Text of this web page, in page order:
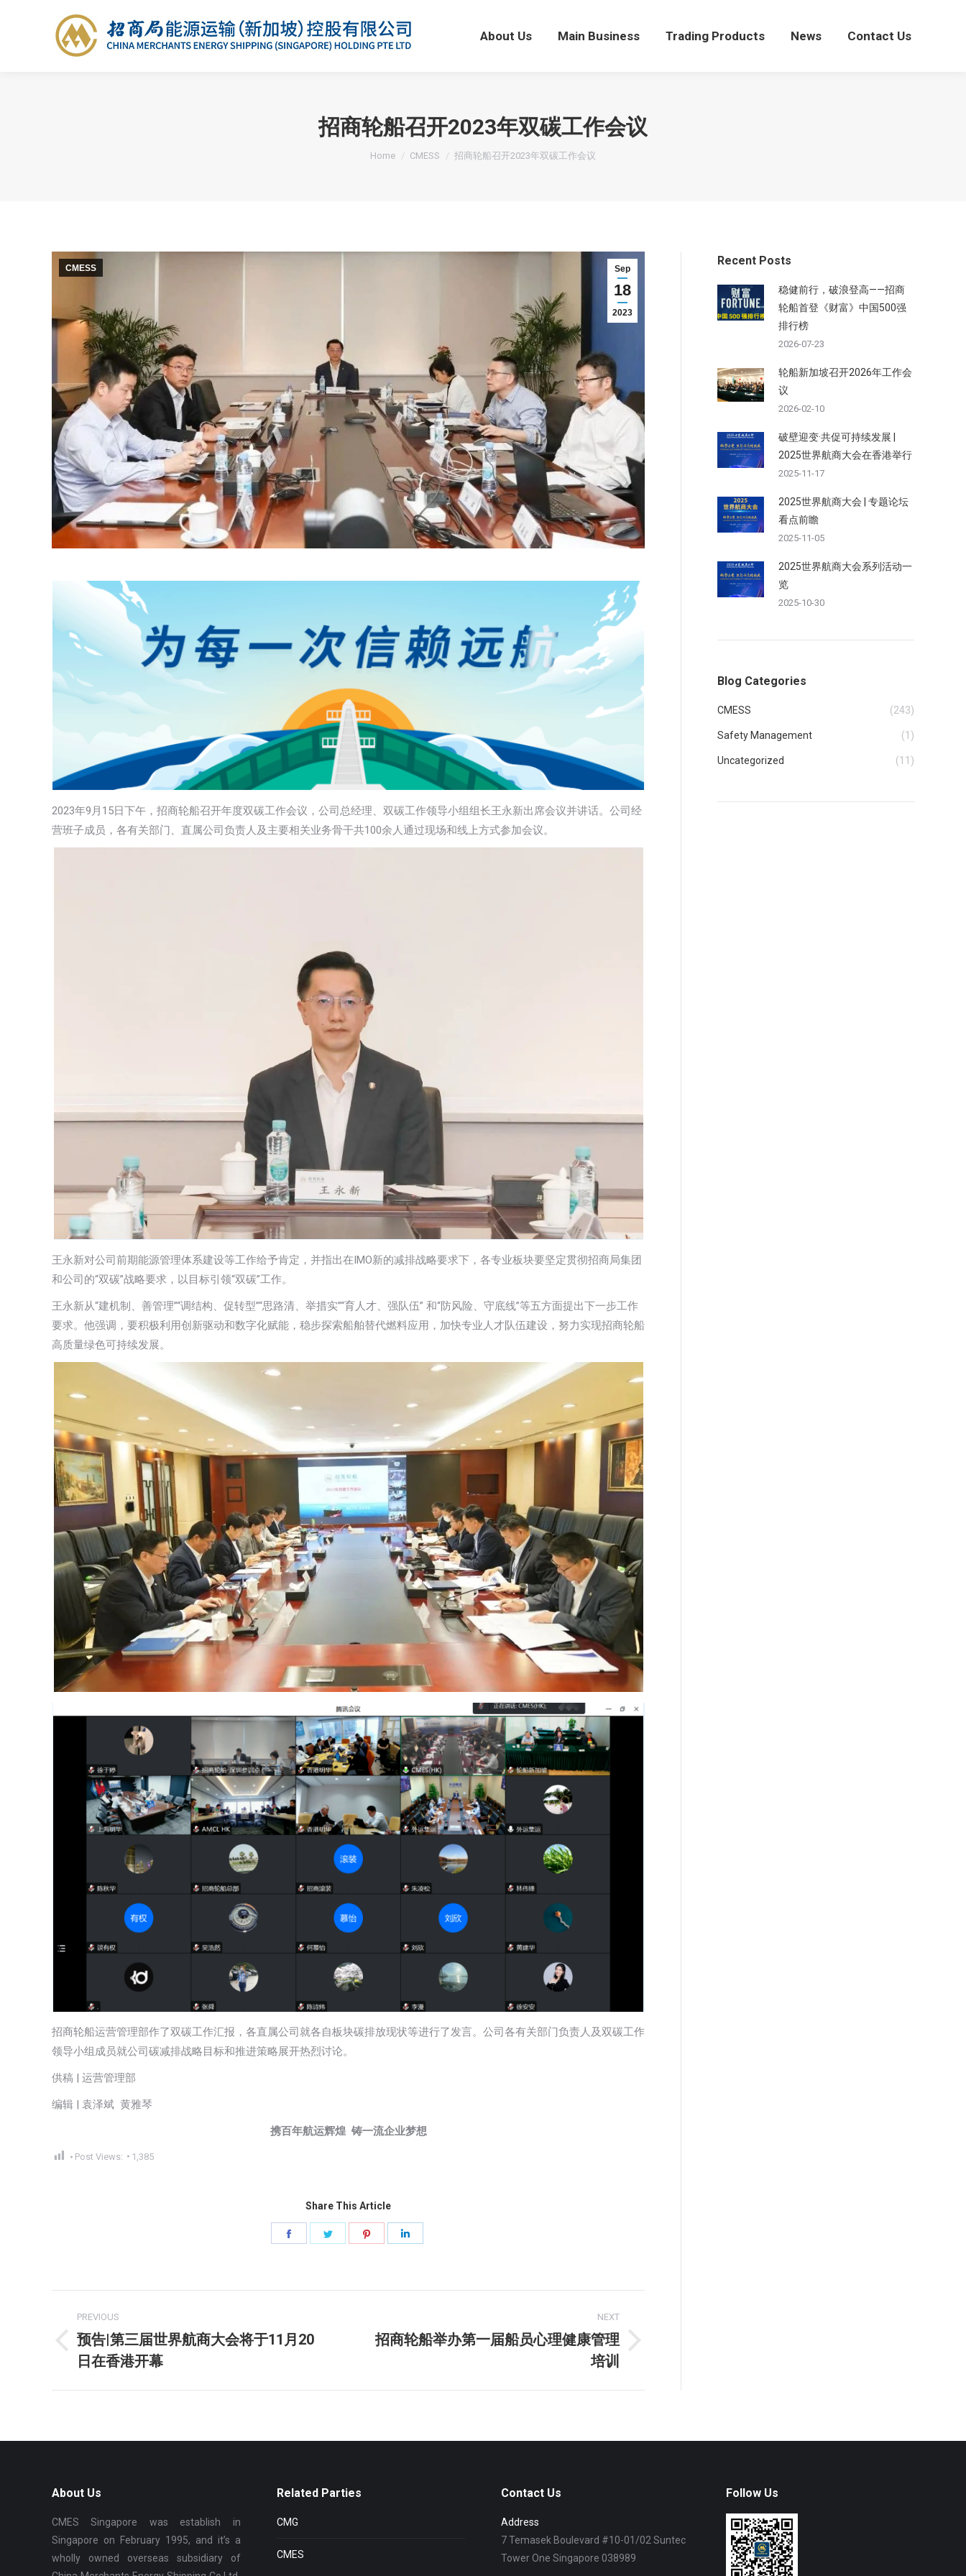
About Us Main Business Trading Products News Contact Us
招商轮船召开2023年双碳工作会议
You are here:
Home CMESS 招商轮船召开2023年双碳工作会议
Sep
18
2023
CMESS
2023年9月15日下午，招商轮船召开年度双碳工作会议，公司总经理、双碳工作领导小组组长王永新出席会议并讲话。公司经
营班子成员，各有关部门、直属公司负责人及主要相关业务骨干共100余人通过现场和线上方式参加会议。
王永新对公司前期能源管理体系建设等工作给予肯定，并指出在IMO新的减排战略要求下，各专业板块要坚定贯彻招商局集团
和公司的“双碳”战略要求，以目标引领“双碳”工作。
王永新从“建机制、善管理”“调结构、促转型”“思路清、举措实”“育人才、强队伍” 和“防风险、守底线”等五方面提出下一步工作
要求。他强调，要积极利用创新驱动和数字化赋能，稳步探索船舶替代燃料应用，加快专业人才队伍建设，努力实现招商轮船
高质量绿色可持续发展。
招商轮船运营管理部作了双碳工作汇报，各直属公司就各自板块碳排放现状等进行了发言。公司各有关部门负责人及双碳工作
领导小组成员就公司碳减排战略目标和推进策略展开热烈讨论。
供稿 | 运营管理部
编辑 | 袁泽斌 黄雅琴
携百年航运辉煌 铸一流企业梦想
Post Views: 1,385
Share This Article
Share
navigation
PREVIOUS
Previous
post:
预告|第三届世界航商大会将于11月20
日在香港开幕
NEXT
Next
招商轮船举办第一届船员心理健康管理
培训
Recent Posts
稳健前行，破浪登高——招商
轮船首登《财富》中国500强
排行榜
2026-07-23
轮船新加坡召开2026年工作会
议
2026-02-10
破壁迎变·共促可持续发展 |
2025世界航商大会在香港举行
2025-11-17
2025世界航商大会 | 专题论坛
看点前瞻
2025-11-05
2025世界航商大会系列活动一
览
2025-10-30
Blog Categories
CMESS (243)
Safety Management (1)
Uncategorized (11)
About Us
CMES Singapore was establish in
Singapore on February 1995, and it’s a
wholly owned overseas subsidiary of
Related Parties
CMG
CMES
Contact Us
Address
7 Temasek Boulevard #10-01/02 Suntec
Tower One Singapore 038989
Follow Us